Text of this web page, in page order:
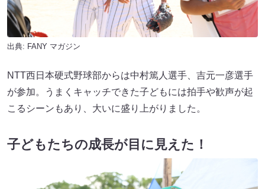
出典: FANY マガジン
NTT西日本硬式野球部からは中村篤人選手、吉元一彦選手
が参加。うまくキャッチできた子どもには拍手や歓声が起
こるシーンもあり、大いに盛り上がりました。
子どもたちの成長が目に見えた！